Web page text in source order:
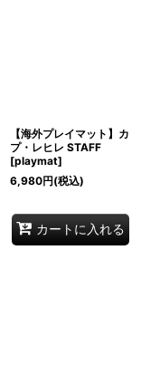
【海外プレイマット】カ
プ・レヒレ STAFF
[playmat]
6,980円(税込)
カートに入れる